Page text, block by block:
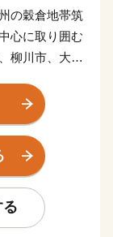
の穀倉地帯筑
心に取り囲む
柳川市、大川
約1時間、車
を利用すると
体が標高4〜5
（クリーク）
、その歴史は